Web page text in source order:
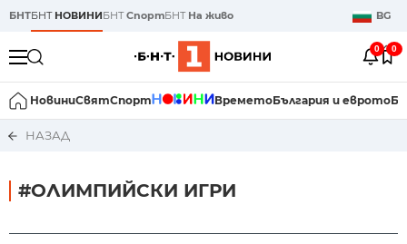
БНТБНТ НОВИНИБНТСпортБНТ На живо BG
0 0
НовиниСвятСпорт ВреметоБългария и еврото
НАЗАД
#ОЛИМПИЙСКИ ИГРИ